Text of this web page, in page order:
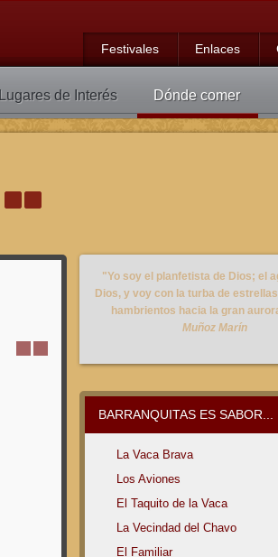
Festivales Enlaces
Lugares de Interés Dónde comer
"Yo soy el planfetista de Dios; el
Dios, y voy con la turba de
hambrientos hacia la gran
Muñoz Marín
BARRANQUITAS ES SABOR...
La Vaca Brava
Los Aviones
El Taquito de la Vaca
La Vecindad del Chavo
El Familiar